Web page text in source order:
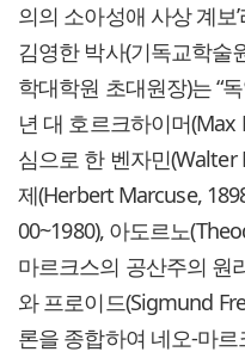
의의 소아성애 사상 계보
김영한 박사(기독교학술
학대학원 초대원장)는 “
년 대 호르크하이머(Max
심으로 한 벤자민(Walter
제(Herbert Marcuse,
00~1980), 아도르노
마르크스의 공산주의 원
와 프로이드(Sigmund
론을 종합하여 네오-마